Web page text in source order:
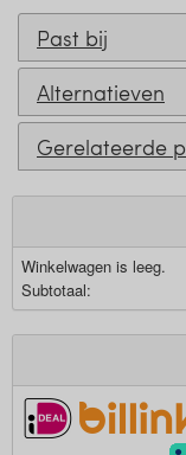
Past bij
Alternatieven
Gerelateerde
Winkelwagen is leeg.
Subtotaal: